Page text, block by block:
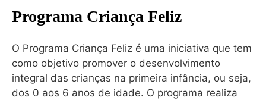
Programa Criança Feliz
O Programa Criança Feliz é uma iniciativa que tem
como objetivo promover o desenvolvimento
integral das crianças na primeira infância, ou seja,
dos 0 aos 6 anos de idade. O programa realiza